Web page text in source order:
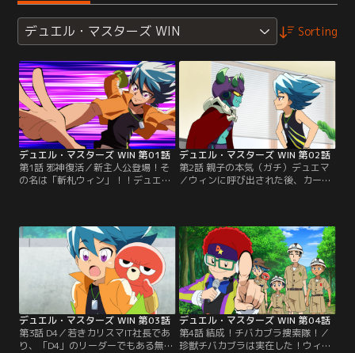
デュエル・マスターズ WIN Sorting
デュエル・マスターズ WIN 第01話
第1話 邪神復活／新主人公登場！そ
の名は「斬札ウィン」！！デュエマ
で聞こえてきた謎の声に導かれるま
まにウィンが召喚したのは、世界の
支配を目論む邪神で--！？新たなデ
ュエル・マスターズが今始まる！
【提供：バンダイチャンネル】
デュエル・マスターズ WIN 第02話
第2話 親子の本気（ガチ）デュエマ
／ウィンに呼び出された後、カード
で……。一方、ウィンとボウイの不
思議なデュエルに魅せられたウィン
の父パパリンも早速ウィンと対決す
ることに！ウィンは生粋のデュエリ
ストであるパパリンに勝利すること
ができるのか！？【提供：バンダイ
チャンネル】
デュエル・マスターズ WIN 第03話
第3話 D4／若きカリスマIT社長であ
り、「D4」のリーダーでもある無敗
デュエル・マスターズ WIN 第04話
第4話 結成！チバカブラ捜索隊！／
珍獣チバカブラは実在した！ウィン